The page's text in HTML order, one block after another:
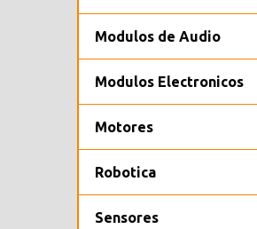
Modulos de Audio
Modulos Electronicos
Motores
Robotica
Sensores